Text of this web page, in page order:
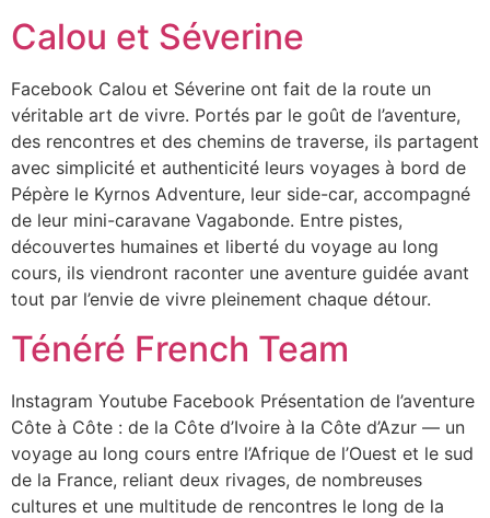
Calou et Séverine
Facebook Calou et Séverine ont fait de la route un
véritable art de vivre. Portés par le goût de l’aventure,
des rencontres et des chemins de traverse, ils partagent
avec simplicité et authenticité leurs voyages à bord de
Pépère le Kyrnos Adventure, leur side-car, accompagné
de leur mini-caravane Vagabonde. Entre pistes,
découvertes humaines et liberté du voyage au long
cours, ils viendront raconter une aventure guidée avant
tout par l’envie de vivre pleinement chaque détour.
Ténéré French Team
Instagram Youtube Facebook Présentation de l’aventure
Côte à Côte : de la Côte d’Ivoire à la Côte d’Azur — un
voyage au long cours entre l’Afrique de l’Ouest et le sud
de la France, reliant deux rivages, de nombreuses
cultures et une multitude de rencontres le long de la